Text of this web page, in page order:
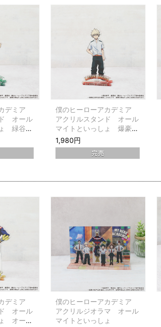
デミア
オール
緑谷出
僕のヒーローアカデミア
アクリルスタンド オール
マイトといっしょ 爆豪勝
己
1,980円
デミア
オール
オール
僕のヒーローアカデミア
アクリルジオラマ オール
マイトといっしょ